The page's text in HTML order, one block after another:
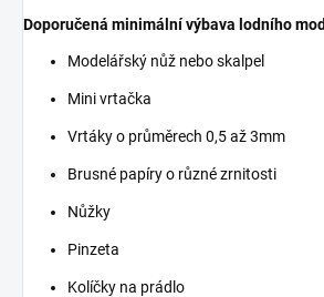
Doporučená minimální výbava lodního
Modelářský nůž nebo skalpel
Mini vrtačka
Vrtáky o průměrech 0,5 až 3mm
Brusné papíry o různé zrnitosti
Nůžky
Pinzeta
Kolíčky na prádlo